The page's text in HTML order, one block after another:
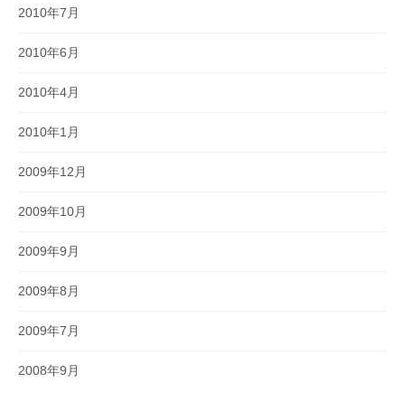
2010年7月
2010年6月
2010年4月
2010年1月
2009年12月
2009年10月
2009年9月
2009年8月
2009年7月
2008年9月